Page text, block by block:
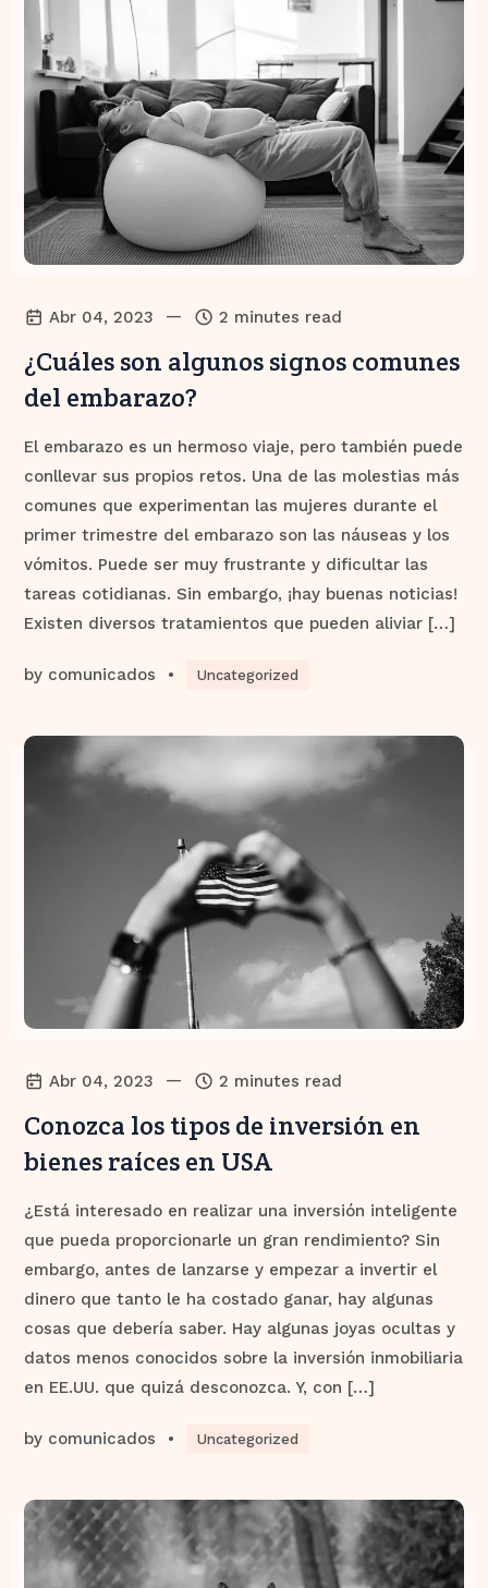
Abr 04, 2023 — 2 minutes read
¿Cuáles son algunos signos comunes
del embarazo?
El embarazo es un hermoso viaje, pero también puede
conllevar sus propios retos. Una de las molestias más
comunes que experimentan las mujeres durante el
primer trimestre del embarazo son las náuseas y los
vómitos. Puede ser muy frustrante y dificultar las
tareas cotidianas. Sin embargo, ¡hay buenas noticias!
Existen diversos tratamientos que pueden aliviar […]
by comunicados • Uncategorized
Abr 04, 2023 — 2 minutes read
Conozca los tipos de inversión en
bienes raíces en USA
¿Está interesado en realizar una inversión inteligente
que pueda proporcionarle un gran rendimiento? Sin
embargo, antes de lanzarse y empezar a invertir el
dinero que tanto le ha costado ganar, hay algunas
cosas que debería saber. Hay algunas joyas ocultas y
datos menos conocidos sobre la inversión inmobiliaria
en EE.UU. que quizá desconozca. Y, con […]
by comunicados • Uncategorized